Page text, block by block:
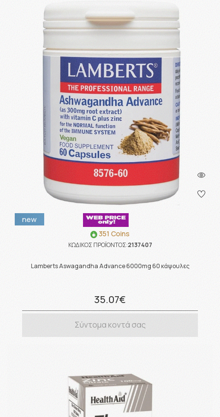
new
351 Coins
ΚΩΔΙΚΟΣ ΠΡΟΪΟΝΤΟΣ:2137407
Lamberts Aswagandha Advance 6000mg 60 κάψουλες
35.07€
Σύντομα κοντά σας